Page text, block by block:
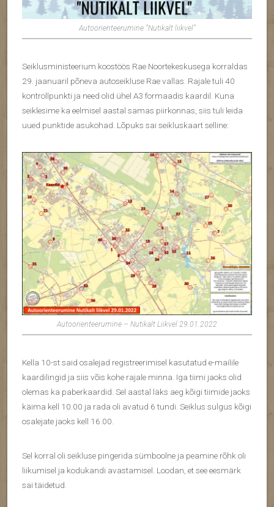
Autoorienteerumine ”Nutikalt liikvel”
Seiklusministeerium koostöös Rae Noortekeskusega korraldas
29. jaanuaril põneva autoseikluse Rae vallas. Rajale tuli 40
kontrollpunkti ja need olid ühel A3 formaadis kaardil. Kuna
seiklesime ka eelmisel aastal samas piirkonnas, siis tuli leida
uued punktide asukohad. Lõpuks sai seikluskaart selline:
Autoorienteerumine – Nutikalt Liikvel 29.01.2022
Kella 10-st said osalejad registreerimisel kasutatud e-mailile
kaardilingid ja siis võis kohe rajale minna. Iga tiimi jaoks olid
olemas ka paberkaardid. Sel aastal läks aeg kõigi tiimide jaoks
käima kell 10.00 ja rada oli avatud 6 tundi. Seiklus sulgus kõigi
osalejate jaoks kell 16.00.
Sel korral oli seikluse pingerida sümboolne ja peamine rõhk oli
liikumisel ja kodukandi avastamisel. Loodan, et see eesmärk
sai täidetud.